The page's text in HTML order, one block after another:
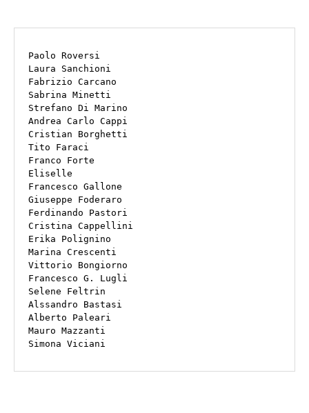
Paolo Roversi
Laura Sanchioni
Fabrizio Carcano
Sabrina Minetti
Strefano Di Marino
Andrea Carlo Cappi
Cristian Borghetti
Tito Faraci
Franco Forte
Eliselle
Francesco Gallone
Giuseppe Foderaro
Ferdinando Pastori
Cristina Cappellini
Erika Polignino
Marina Crescenti
Vittorio Bongiorno
Francesco G. Lugli
Selene Feltrin
Alssandro Bastasi
Alberto Paleari
Mauro Mazzanti
Simona Viciani